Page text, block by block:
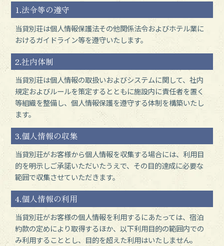
1.法令等の遵守
当貸別荘は個人情報保護法その他関係法令およびホテル業に
おけるガイドライン等を遵守いたします。
2.社内体制
当貸別荘は個人情報の取扱いおよびシステムに関して、社内
規定およびルールを策定するとともに施設内に責任者を置く
等組織を整備し、個人情報保護を遵守する体制を構築いたし
ます。
3.個人情報の収集
当貸別荘がお客様から個人情報を収集する場合には、利用目
的を明示しご承諾いただいたうえで、その目的達成に必要な
範囲で収集させていただきます。
4.個人情報の利用
当貸別荘がお客様の個人情報を利用するにあたっては、宿泊
約款の定めにより取得するほか、以下利用目的の範囲内での
み利用することとし、目的を超えた利用はいたしません。